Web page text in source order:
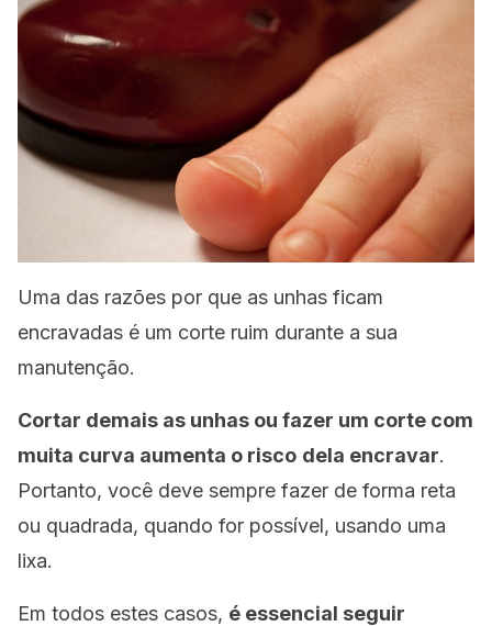
Uma das razões por que as unhas ficam
encravadas é um corte ruim durante a sua
manutenção.
Cortar demais as unhas ou fazer um corte com
muita curva aumenta o risco dela encravar.
Portanto, você deve sempre fazer de forma reta
ou quadrada, quando for possível, usando uma
lixa.
Em todos estes casos, é essencial seguir